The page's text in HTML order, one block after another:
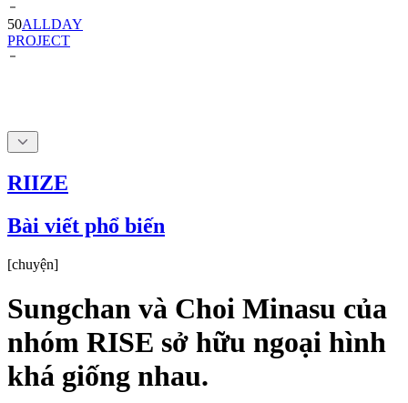
50ALLDAY
PROJECT
RIIZE
Bài viết phổ biến
[chuyện]
Sungchan và Choi Minasu của
nhóm RISE sở hữu ngoại hình
khá giống nhau.